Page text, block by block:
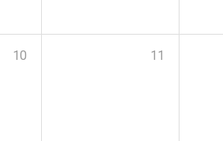
10 11